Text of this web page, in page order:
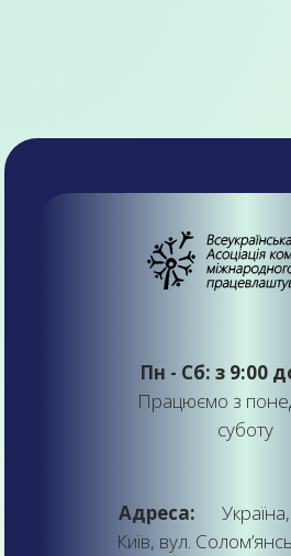
Пн - Сб: з 9:00
Працюємо з
суботу
Адреса:
Київ, вул.